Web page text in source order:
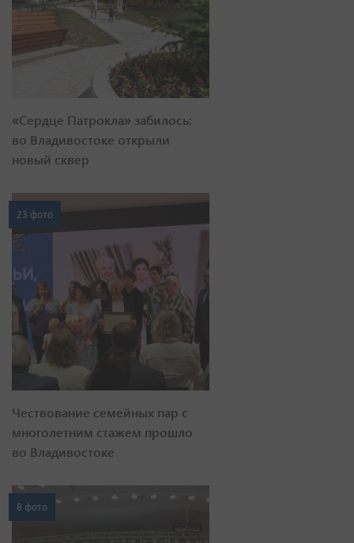
«Сердце Патрокла» забилось:
во Владивостоке открыли
новый сквер
23 фото
Чествование семейных пар с
многолетним стажем прошло
во Владивостоке
8 фото